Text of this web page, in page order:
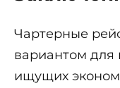
Чартерные
вариантом для
ищущих